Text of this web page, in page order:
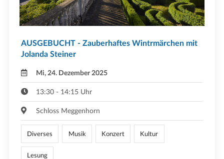
AUSGEBUCHT - Zauberhaftes Wintrmärchen mit
Jolanda Steiner
Mi, 24. Dezember 2025
13:30 - 14:15 Uhr
Schloss Meggenhorn
Diverses Musik Konzert Kultur
Lesung